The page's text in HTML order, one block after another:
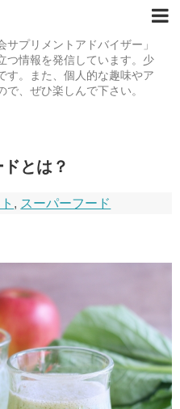
プリメントアドバイザー」
つ情報を発信しています。少
す。また、個人的な趣味やア
、ぜひ楽しんで下さい。
とは？
, スーパーフード